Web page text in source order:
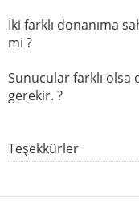
İki farklı donanıma
mi ?
Sunucular farklı olsa
gerekir. ?
Teşekkürler